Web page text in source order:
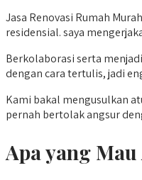
Jasa Renovasi Rumah
residensial. saya
Berkolaborasi serta
dengan cara tertulis, jadi
Kami bakal mengusulkan
pernah bertolak angsur
Apa yang